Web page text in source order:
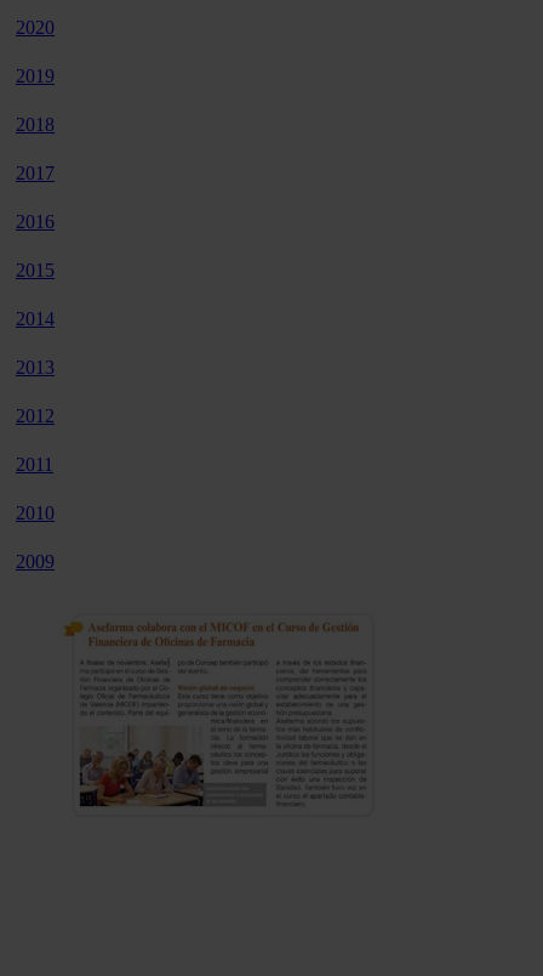
2020
2019
2018
2017
2016
2015
2014
2013
2012
2011
2010
2009